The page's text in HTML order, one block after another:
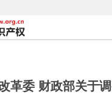
革委 财政部关于